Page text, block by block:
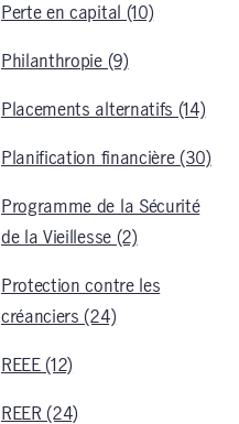
Perte en capital (10)
Philanthropie (9)
Placements alternatifs (14)
Planification financière (30)
Programme de la Sécurité
de la Vieillesse (2)
Protection contre les
créanciers (24)
REEE (12)
REER (24)